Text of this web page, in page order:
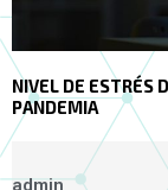
NIVEL DE ESTRÉS
PANDEMIA
admin